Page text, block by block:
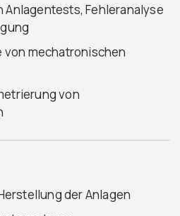
Anlagentests, Fehleranalyse
mechatronischen
von
der Anlagen